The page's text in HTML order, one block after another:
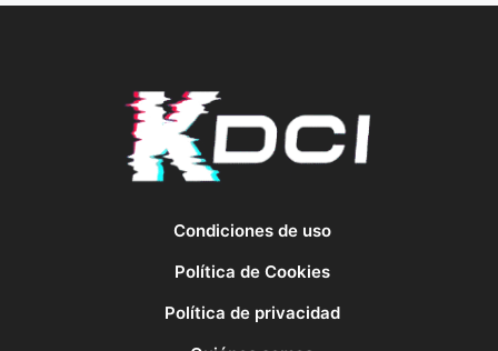
Condiciones de uso
Política de Cookies
Política de privacidad